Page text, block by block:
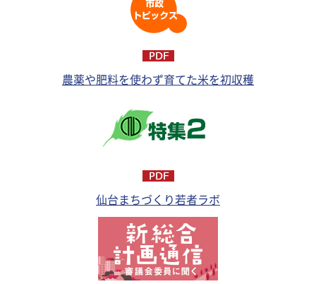
農薬や肥料を使わず育てた米を初収穫
仙台まちづくり若者ラボ